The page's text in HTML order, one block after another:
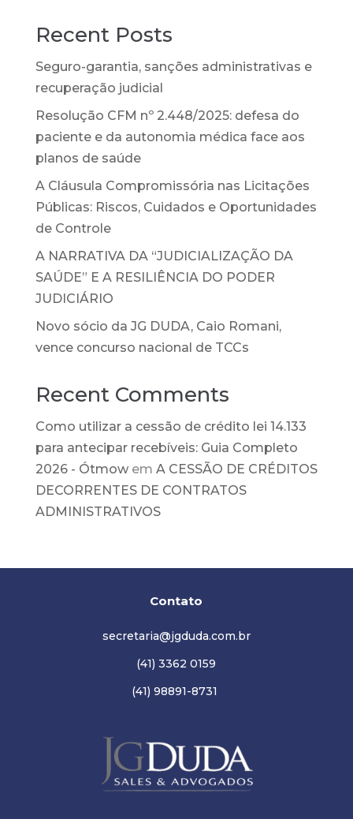
Recent Posts
Seguro-garantia, sanções administrativas e
recuperação judicial
Resolução CFM nº 2.448/2025: defesa do
paciente e da autonomia médica face aos
planos de saúde
A Cláusula Compromissória nas Licitações
Públicas: Riscos, Cuidados e Oportunidades
de Controle
A NARRATIVA DA “JUDICIALIZAÇÃO DA
SAÚDE” E A RESILIÊNCIA DO PODER
JUDICIÁRIO
Novo sócio da JG DUDA, Caio Romani,
vence concurso nacional de TCCs
Recent Comments
Como utilizar a cessão de crédito lei 14.133
para antecipar recebíveis: Guia Completo
2026 - Ótmowem A CESSÃO DE CRÉDITOS
DECORRENTES DE CONTRATOS
ADMINISTRATIVOS
Contato
secretaria@jgduda.com.br
(41) 3362 0159
(41) 98891-8731